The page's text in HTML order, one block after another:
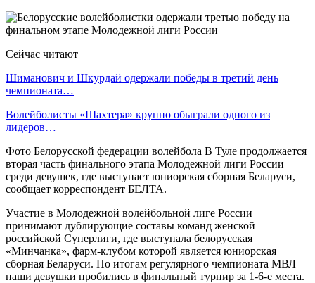
Сейчас читают
Шиманович и Шкурдай одержали победы в третий день
чемпионата…
Волейболисты «Шахтера» крупно обыграли одного из
лидеров…
Фото Белорусской федерации волейбола В Туле продолжается
вторая часть финального этапа Молодежной лиги России
среди девушек, где выступает юниорская сборная Беларуси,
сообщает корреспондент БЕЛТА.
Участие в Молодежной волейбольной лиге России
принимают дублирующие составы команд женской
российской Суперлиги, где выступала белорусская
«Минчанка», фарм-клубом которой является юниорская
сборная Беларуси. По итогам регулярного чемпионата МВЛ
наши девушки пробились в финальный турнир за 1-6-е места.